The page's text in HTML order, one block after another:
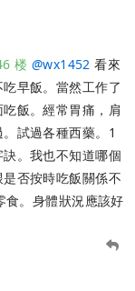
楼 @wx1452 看來
早飯。當然工作了
飯。經常胃痛，肩
試過各種西藥。1
。我也不知道哪個
否按時吃飯關係不
食。身體狀況應該好